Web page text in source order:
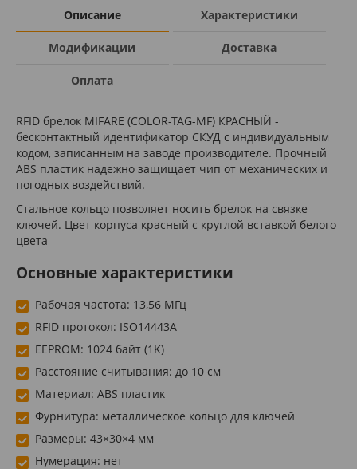
Описание Характеристики
Модификации Доставка
Оплата
RFID брелок MIFARE (COLOR-TAG-MF) КРАСНЫЙ -
бесконтактный идентификатор СКУД с индивидуальным
кодом, записанным на заводе производителе. Прочный
ABS пластик надежно защищает чип от механических и
погодных воздействий.
Стальное кольцо позволяет носить брелок на связке
ключей. Цвет корпуса красный с круглой вставкой белого
цвета
Основные характеристики
Рабочая частота: 13,56 МГц
RFID протокол: ISO14443A
EEPROM: 1024 байт (1K)
Расстояние считывания: до 10 см
Материал: ABS пластик
Фурнитура: металлическое кольцо для ключей
Размеры: 43×30×4 мм
Нумерация: нет